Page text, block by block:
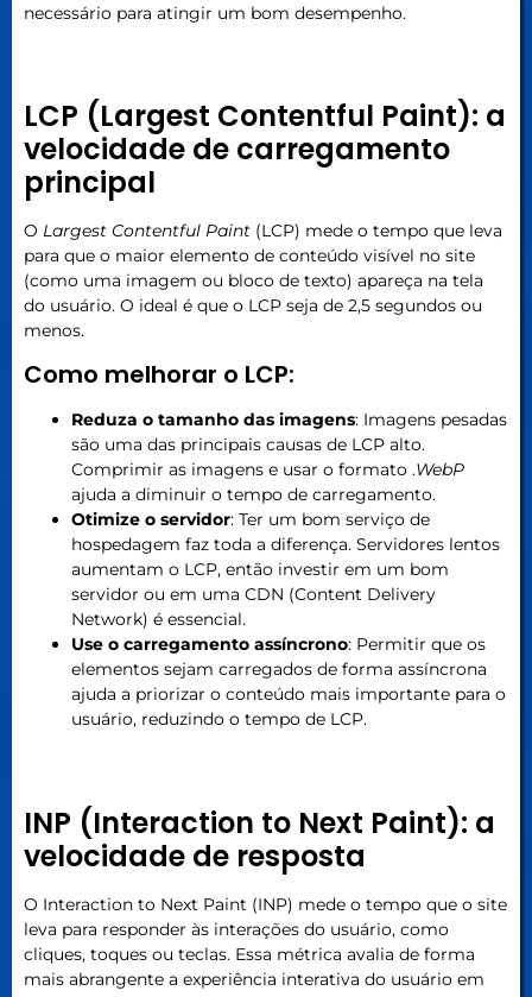
necessário para atingir um bom desempenho.
LCP (Largest Contentful Paint): a
velocidade de carregamento
principal
O Largest Contentful Paint (LCP) mede o tempo que leva
para que o maior elemento de conteúdo visível no site
(como uma imagem ou bloco de texto) apareça na tela
do usuário. O ideal é que o LCP seja de 2,5 segundos ou
menos.
Como melhorar o LCP:
Reduza o tamanho das imagens: Imagens pesadas
são uma das principais causas de LCP alto.
Comprimir as imagens e usar o formato .WebP
ajuda a diminuir o tempo de carregamento.
Otimize o servidor: Ter um bom serviço de
hospedagem faz toda a diferença. Servidores lentos
aumentam o LCP, então investir em um bom
servidor ou em uma CDN (Content Delivery
Network) é essencial.
Use o carregamento assíncrono: Permitir que os
elementos sejam carregados de forma assíncrona
ajuda a priorizar o conteúdo mais importante para o
usuário, reduzindo o tempo de LCP.
INP (Interaction to Next Paint): a
velocidade de resposta
O Interaction to Next Paint (INP) mede o tempo que o site
leva para responder às interações do usuário, como
cliques, toques ou teclas. Essa métrica avalia de forma
mais abrangente a experiência interativa do usuário em